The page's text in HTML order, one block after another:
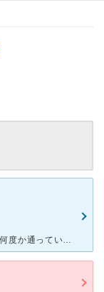
会社の近くにあるので、 これまで内科を中心に何度か通っていましたが、 どの先生も親切丁寧な対応で、良かったです。 その中でも、消化器科の先生は特に親切丁寧でした。 比較的空いていて、待合も